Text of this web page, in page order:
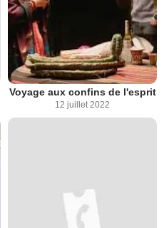
Voyage aux confins de l'esprit
12 juillet 2022